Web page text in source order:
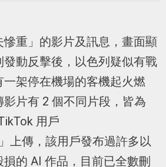
重」的影片及訊息，畫面顯
動反擊後，以色列疑似有戰
架停在機場的客機起火燃
片有 2 個不同片段，皆為
用戶
上傳，該用戶發布過許多以
的 AI 作品，目前已全數刪